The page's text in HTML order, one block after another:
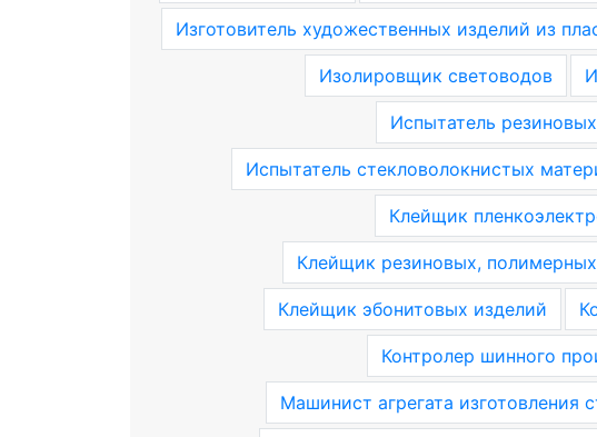
Изготовитель художественных изделий из
Изолировщик световодов
Испытатель
Испытатель стекловолокнистых
Клейщик
Клейщик резиновых,
Клейщик эбонитовых изделий
Контролер шинного
Машинист агрегата изготовления